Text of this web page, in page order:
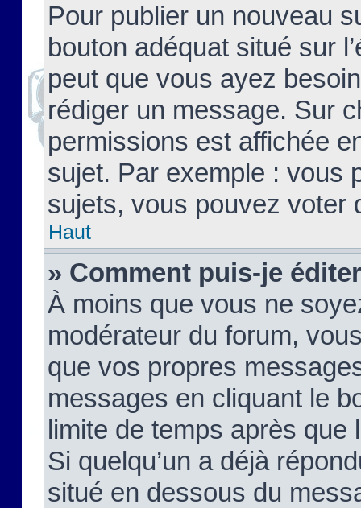
Pour publier un nouveau
bouton adéquat situé sur
peut que vous ayez
rédiger un message. Sur
permissions est affichée
sujet. Par exemple : vous
sujets, vous pouvez voter
Haut
» Comment puis-je
À moins que vous ne
modérateur du forum,
que vos propres
messages en cliquant le
limite de temps après que
Si quelqu’un a déjà
situé en dessous du